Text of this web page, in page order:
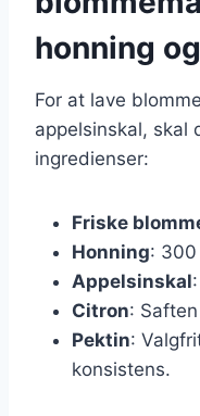
honning
For at lave
appelsinskal, skal
ingredienser:
Friske
Honning: 300
Appelsinskal
Citron:
Pektin:
konsistens.